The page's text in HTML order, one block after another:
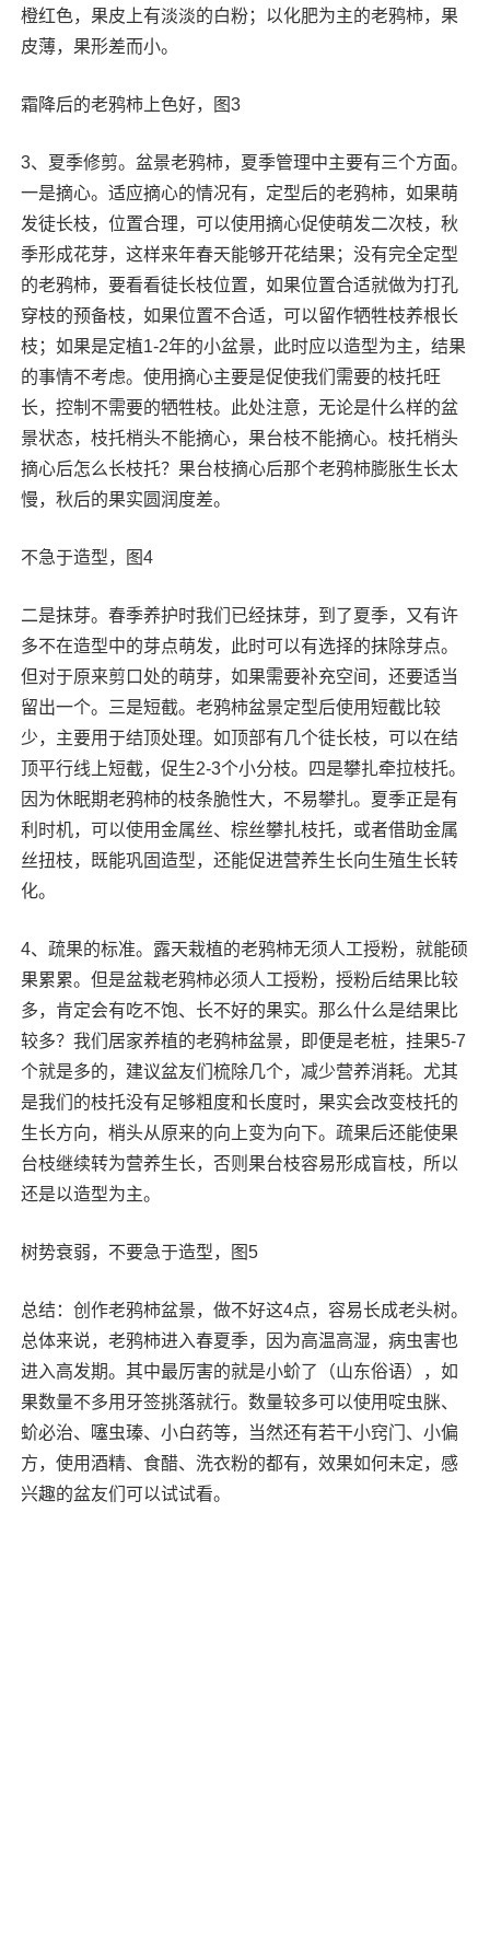
橙红色，果皮上有淡淡的白粉；以化肥为主的老鸦柿，果
皮薄，果形差而小。
霜降后的老鸦柿上色好，图3
3、夏季修剪。盆景老鸦柿，夏季管理中主要有三个方面。
一是摘心。适应摘心的情况有，定型后的老鸦柿，如果萌
发徒长枝，位置合理，可以使用摘心促使萌发二次枝，秋
季形成花芽，这样来年春天能够开花结果；没有完全定型
的老鸦柿，要看看徒长枝位置，如果位置合适就做为打孔
穿枝的预备枝，如果位置不合适，可以留作牺牲枝养根长
枝；如果是定植1-2年的小盆景，此时应以造型为主，结果
的事情不考虑。使用摘心主要是促使我们需要的枝托旺
长，控制不需要的牺牲枝。此处注意，无论是什么样的盆
景状态，枝托梢头不能摘心，果台枝不能摘心。枝托梢头
摘心后怎么长枝托？果台枝摘心后那个老鸦柿膨胀生长太
慢，秋后的果实圆润度差。
不急于造型，图4
二是抹芽。春季养护时我们已经抹芽，到了夏季，又有许
多不在造型中的芽点萌发，此时可以有选择的抹除芽点。
但对于原来剪口处的萌芽，如果需要补充空间，还要适当
留出一个。三是短截。老鸦柿盆景定型后使用短截比较
少，主要用于结顶处理。如顶部有几个徒长枝，可以在结
顶平行线上短截，促生2-3个小分枝。四是攀扎牵拉枝托。
因为休眠期老鸦柿的枝条脆性大，不易攀扎。夏季正是有
利时机，可以使用金属丝、棕丝攀扎枝托，或者借助金属
丝扭枝，既能巩固造型，还能促进营养生长向生殖生长转
化。
4、疏果的标准。露天栽植的老鸦柿无须人工授粉，就能硕
果累累。但是盆栽老鸦柿必须人工授粉，授粉后结果比较
多，肯定会有吃不饱、长不好的果实。那么什么是结果比
较多？我们居家养植的老鸦柿盆景，即便是老桩，挂果5-7
个就是多的，建议盆友们梳除几个，减少营养消耗。尤其
是我们的枝托没有足够粗度和长度时，果实会改变枝托的
生长方向，梢头从原来的向上变为向下。疏果后还能使果
台枝继续转为营养生长，否则果台枝容易形成盲枝，所以
还是以造型为主。
树势衰弱，不要急于造型，图5
总结：创作老鸦柿盆景，做不好这4点，容易长成老头树。
总体来说，老鸦柿进入春夏季，因为高温高湿，病虫害也
进入高发期。其中最厉害的就是小蚧了（山东俗语），如
果数量不多用牙签挑落就行。数量较多可以使用啶虫脒、
蚧必治、噻虫瑧、小白药等，当然还有若干小窍门、小偏
方，使用酒精、食醋、洗衣粉的都有，效果如何未定，感
兴趣的盆友们可以试试看。